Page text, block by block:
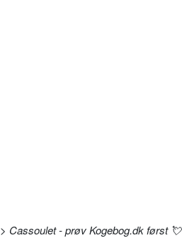
> Cassoulet - prøv Kogebog.dk først 💘